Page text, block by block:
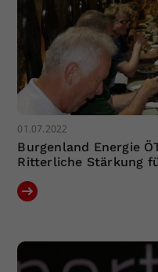
01.07.2022
Burgenland Energie
Ritterliche Stärkung